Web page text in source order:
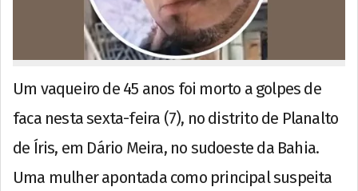
Um vaqueiro de 45 anos foi morto a golpes de
faca nesta sexta-feira (7), no distrito de Planalto
de Íris, em Dário Meira, no sudoeste da Bahia.
Uma mulher apontada como principal suspeita